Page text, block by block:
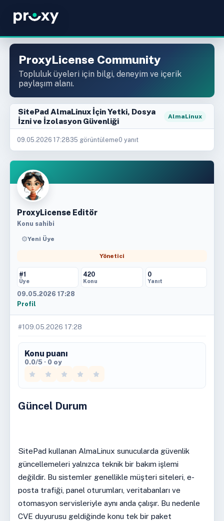
ProxyLicense Community
Topluluk üyeleri için bilgi, deneyim ve içerik
paylaşım alanı.
SitePad AlmaLinux İçin Yetki, Dosya
İzni ve İzolasyon Güvenliği
AlmaLinux
09.05.2026 17:2835 görüntüleme0 yanıt
ProxyLicense Editör
Konu sahibi
Yeni Üye
Yönetici
#1
Üye
420
Konu
0
Yanıt
09.05.2026 17:28
Profil
#1 09.05.2026 17:28
Konu puanı
0.0/5 · 0 oy
Güncel Durum
SitePad kullanan AlmaLinux sunucularda güvenlik
güncellemeleri yalnızca teknik bir bakım işlemi
değildir. Bu sistemler genellikle müşteri siteleri, e-
posta trafiği, panel oturumları, veritabanları ve
otomasyon servisleriyle aynı anda çalışır. Bu nedenle
CVE duyurusu geldiğinde konu tek bir paket